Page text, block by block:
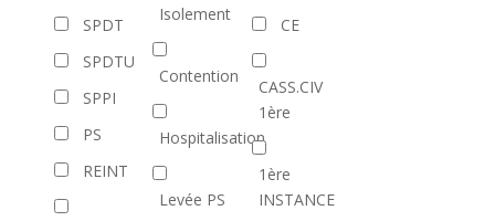
SPDT
SPDTU
SPPI
PS
REINT
Isolement
Contention
Hospitalisation
Levée PS
CE
CASS.CIV
1ère
1ère
INSTANCE